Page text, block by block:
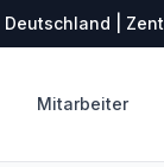
Deutschland |
Mitarbeiter